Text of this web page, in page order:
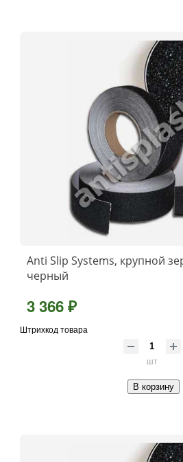
Anti Slip Systems, крупной
черный
3 366 ₽
Штрихкод товара
шт
В корзину